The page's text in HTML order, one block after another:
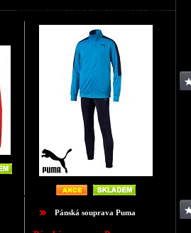
Podobné zboží jako Pánská souprava Puma
Pánská souprava Puma